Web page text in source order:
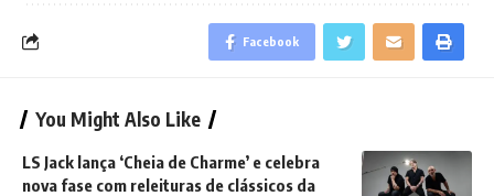
Facebook
You Might Also Like
LS Jack lança ‘Cheia de Charme’ e celebra
nova fase com releituras de clássicos da